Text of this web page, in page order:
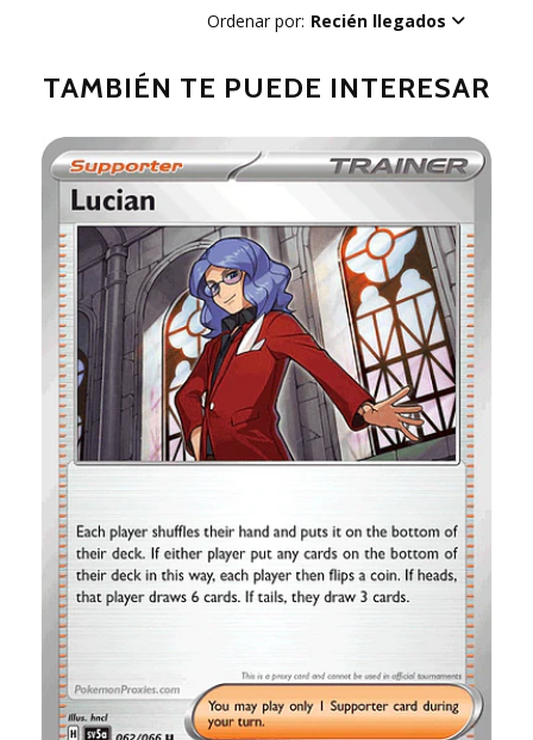
Ordenar por: Recién llegados
TAMBIÉN TE PUEDE INTERESAR